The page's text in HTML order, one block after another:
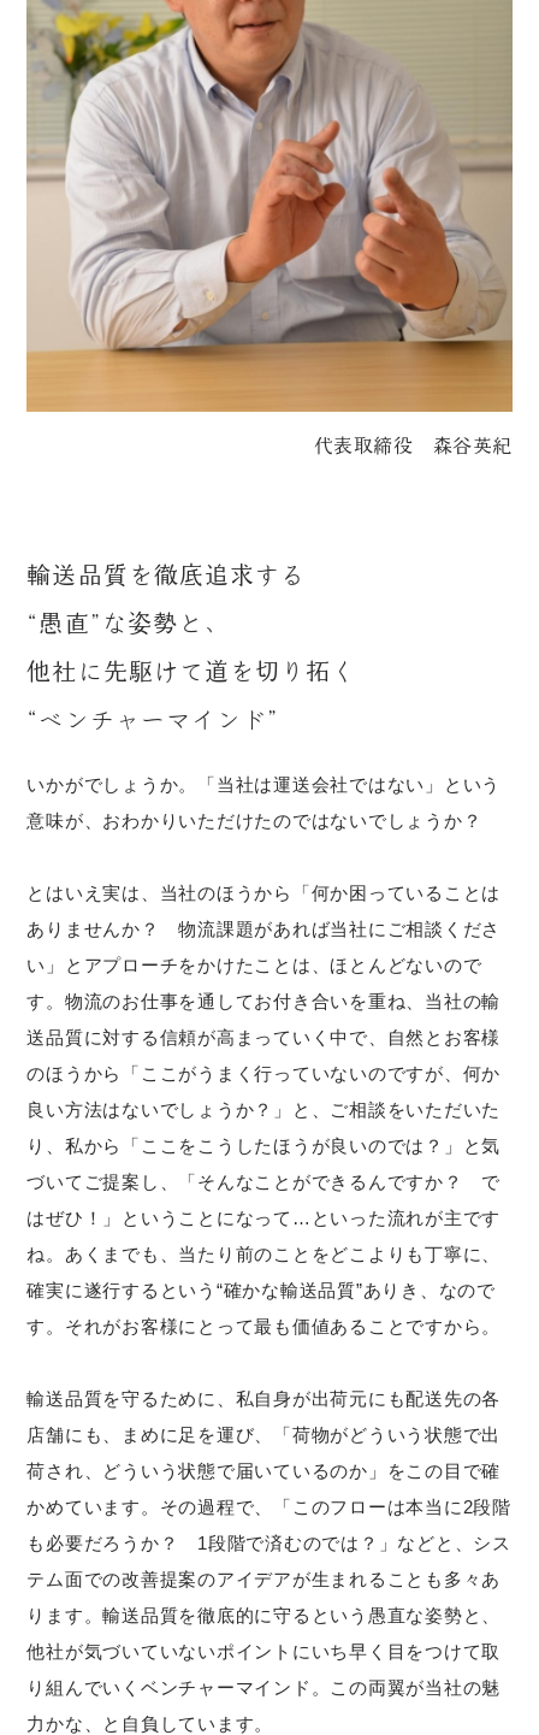
代表取締役 森谷英紀
輸送品質を徹底追求する
“愚直”な姿勢と、
他社に先駆けて道を切り拓く
“ベンチャーマインド”
いかがでしょうか。「当社は運送会社ではない」という
意味が、おわかりいただけたのではないでしょうか？
とはいえ実は、当社のほうから「何か困っていることは
ありませんか？ 物流課題があれば当社にご相談くださ
い」とアプローチをかけたことは、ほとんどないので
す。物流のお仕事を通してお付き合いを重ね、当社の輸
送品質に対する信頼が高まっていく中で、自然とお客様
のほうから「ここがうまく行っていないのですが、何か
良い方法はないでしょうか？」と、ご相談をいただいた
り、私から「ここをこうしたほうが良いのでは？」と気
づいてご提案し、「そんなことができるんですか？ で
はぜひ！」ということになって…といった流れが主です
ね。あくまでも、当たり前のことをどこよりも丁寧に、
確実に遂行するという“確かな輸送品質”ありき、なので
す。それがお客様にとって最も価値あることですから。
輸送品質を守るために、私自身が出荷元にも配送先の各
店舗にも、まめに足を運び、「荷物がどういう状態で出
荷され、どういう状態で届いているのか」をこの目で確
かめています。その過程で、「このフローは本当に2段階
も必要だろうか？ 1段階で済むのでは？」などと、シス
テム面での改善提案のアイデアが生まれることも多々あ
ります。輸送品質を徹底的に守るという愚直な姿勢と、
他社が気づいていないポイントにいち早く目をつけて取
り組んでいくベンチャーマインド。この両翼が当社の魅
力かな、と自負しています。